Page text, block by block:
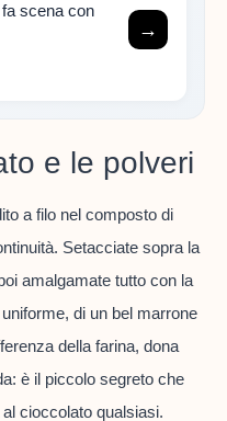
scena con
→
e le polveri
a filo nel composto di
Setacciate sopra la
amalgamate tutto con la
di un bel marrone
della farina, dona
è il piccolo segreto che
cioccolato qualsiasi.